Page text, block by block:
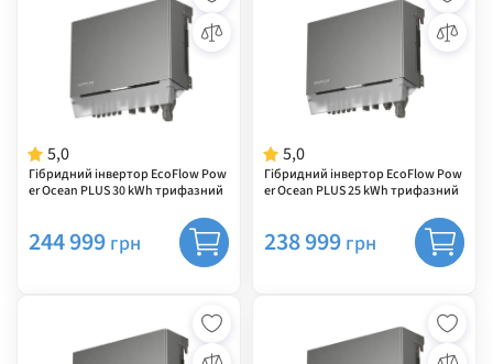
5,0
Гібридний інвертор EcoFlow Pow
er Ocean PLUS 30 kWh трифазний
244 999 грн
5,0
Гібридний інвертор EcoFlow Pow
er Ocean PLUS 25 kWh трифазний
238 999 грн